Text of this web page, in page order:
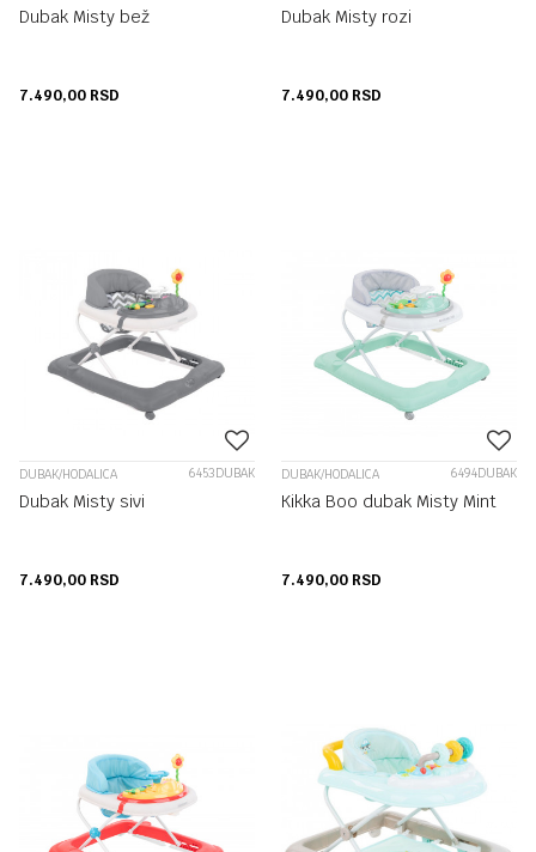
Dubak Misty bež
7.490,00 RSD
Dubak Misty rozi
7.490,00 RSD
DUBAK/HODALICA 6453DUBAK
Dubak Misty sivi
7.490,00 RSD
DUBAK/HODALICA 6494DUBAK
Kikka Boo dubak Misty Mint
7.490,00 RSD